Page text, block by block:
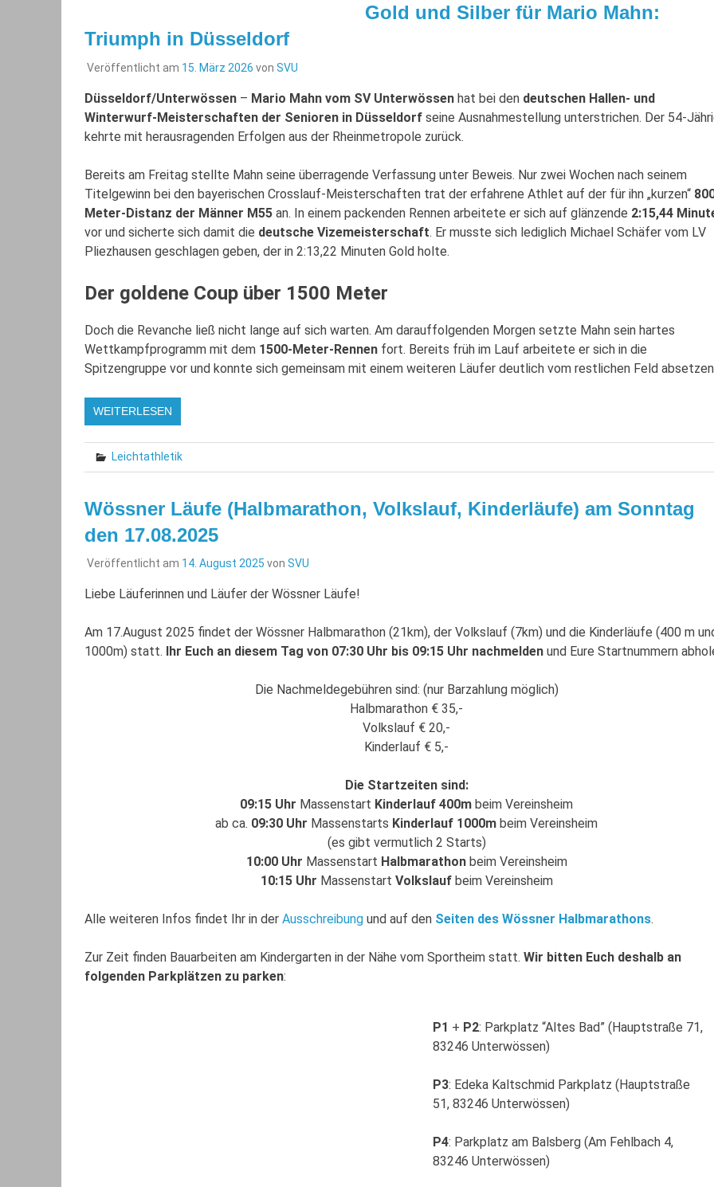
Gold und Silber für Mario Mahn:
Triumph in Düsseldorf
Veröffentlicht am 15. März 2026 von SVU
Düsseldorf/Unterwössen– Mario Mahn vom SV Unterwössenhat bei den deutschen Hallen- und
Winterwurf-Meisterschaften der Senioren in Düsseldorfseine Ausnahmestellung unterstrichen. Der 54-
kehrte mit herausragenden Erfolgen aus der Rheinmetropole zurück.
Bereits am Freitag stellte Mahn seine überragende Verfassung unter Beweis. Nur zwei Wochen nach seinem
Titelgewinn bei den bayerischen Crosslauf-Meisterschaften trat der erfahrene Athlet auf der für ihn „kurzen“
Meter-Distanz der Männer M55an. In einem packenden Rennen arbeitete er sich auf glänzende 2:15,44
vor und sicherte sich damit die deutsche Vizemeisterschaft. Er musste sich lediglich Michael Schäfer vom LV
Pliezhausen geschlagen geben, der in 2:13,22 Minuten Gold holte.
Der goldene Coup über 1500 Meter
Doch die Revanche ließ nicht lange auf sich warten. Am darauffolgenden Morgen setzte Mahn sein hartes
Wettkampfprogramm mit dem 1500-Meter-Rennenfort. Bereits früh im Lauf arbeitete er sich in die
Spitzengruppe vor und konnte sich gemeinsam mit einem weiteren Läufer deutlich vom restlichen Feld
WEITERLESEN
Leichtathletik
Wössner Läufe (Halbmarathon, Volkslauf, Kinderläufe) am Sonntag
den 17.08.2025
Veröffentlicht am 14. August 2025 von SVU
Liebe Läuferinnen und Läufer der Wössner Läufe!
Am 17.August 2025 findet der Wössner Halbmarathon (21km), der Volkslauf (7km) und die Kinderläufe (400 m
1000m) statt.
Ihr Euch an diesem Tag von 07:30 Uhr bis 09:15 Uhr nachmeldenund Eure Startnummern
Die Nachmeldegebühren sind: (nur Barzahlung möglich)
Halbmarathon € 35,-
Volkslauf € 20,-
Kinderlauf € 5,-
Die Startzeiten sind:
09:15 Uhr Massenstart Kinderlauf 400m beim Vereinsheim
ab ca. 09:30 Uhr Massenstarts Kinderlauf 1000m beim Vereinsheim
(es gibt vermutlich 2 Starts)
10:00 Uhr Massenstart Halbmarathonbeim Vereinsheim
10:15 Uhr Massenstart Volkslaufbeim Vereinsheim
Alle weiteren Infos findet Ihr in der Ausschreibungund auf den Seiten des Wössner Halbmarathons.
Zur Zeit finden Bauarbeiten am Kindergarten in der Nähe vom Sportheim statt. Wir bitten Euch deshalb an
folgenden Parkplätzen zu parken:
P1 + P2: Parkplatz “Altes Bad” (Hauptstraße 71,
83246 Unterwössen)
P3: Edeka Kaltschmid Parkplatz (Hauptstraße
51, 83246 Unterwössen)
P4: Parkplatz am Balsberg (Am Fehlbach 4,
83246 Unterwössen)